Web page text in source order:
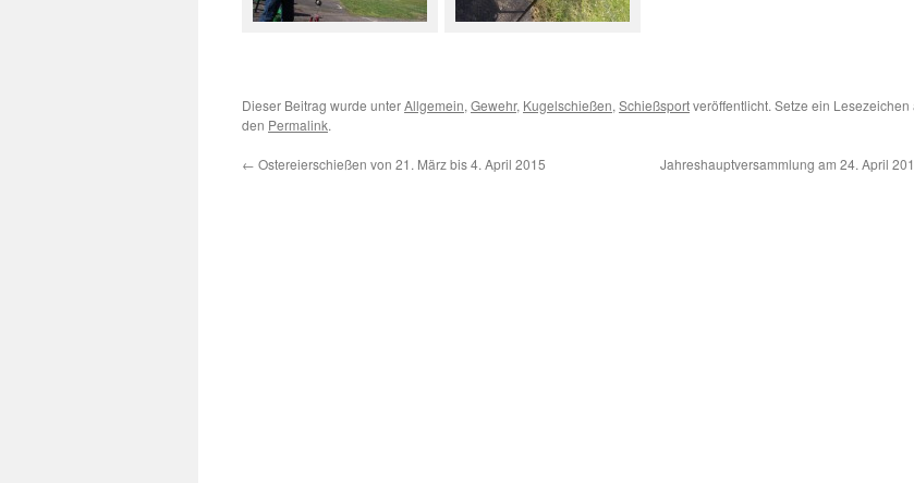
Dieser Beitrag wurde unterAllgemein, Gewehr, Kugelschießen, Schießsportveröffentlicht. Setze ein Lesezeichen
den Permalink.
← Ostereierschießen von 21. März bis 4. April 2015 Jahreshauptversammlung am 24. April